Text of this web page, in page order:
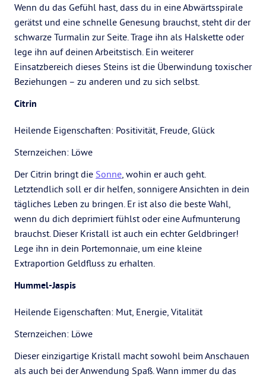
Wenn du das Gefühl hast, dass du in eine Abwärtsspirale
gerätst und eine schnelle Genesung brauchst, steht dir der
schwarze Turmalin zur Seite. Trage ihn als Halskette oder
lege ihn auf deinen Arbeitstisch. Ein weiterer
Einsatzbereich dieses Steins ist die Überwindung toxischer
Beziehungen – zu anderen und zu sich selbst.
Citrin
Heilende Eigenschaften: Positivität, Freude, Glück
Sternzeichen: Löwe
Der Citrin bringt die Sonne, wohin er auch geht.
Letztendlich soll er dir helfen, sonnigere Ansichten in dein
tägliches Leben zu bringen. Er ist also die beste Wahl,
wenn du dich deprimiert fühlst oder eine Aufmunterung
brauchst. Dieser Kristall ist auch ein echter Geldbringer!
Lege ihn in dein Portemonnaie, um eine kleine
Extraportion Geldfluss zu erhalten.
Hummel-Jaspis
Heilende Eigenschaften: Mut, Energie, Vitalität
Sternzeichen: Löwe
Dieser einzigartige Kristall macht sowohl beim Anschauen
als auch bei der Anwendung Spaß. Wann immer du das